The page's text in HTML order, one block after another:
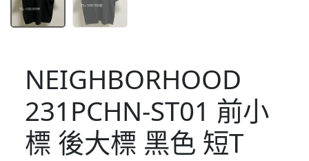
NEIGHBORHOOD
231PCHN-ST01 前小
標 後大標 黑色 短T